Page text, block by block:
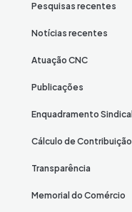
Pesquisas recentes
Notícias recentes
Atuação CNC
Publicações
Enquadramento Sindical
Cálculo de Contribuição
Transparência
Memorial do Comércio